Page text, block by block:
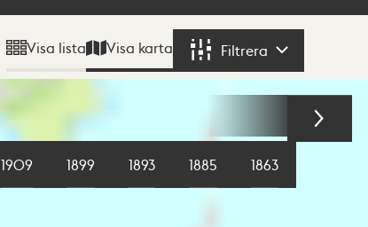
Visa lista Visa karta Filtrera
1909 1899 1893 1885 1863